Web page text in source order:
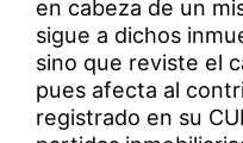
en cabeza de un
sigue a dichos
sino que reviste el
pues afecta al
registrado en su